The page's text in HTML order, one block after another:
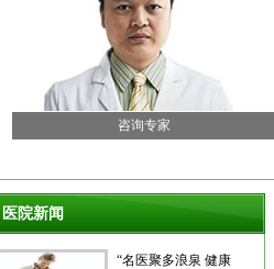
咨询专家
医院新闻
“名医聚多浪泉 健康